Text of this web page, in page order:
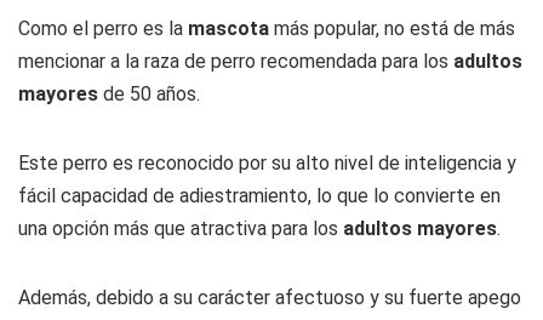
Como el perro es la mascota más popular, no está de más
mencionar a la raza de perro recomendada para los adultos
mayores de 50 años.
Este perro es reconocido por su alto nivel de inteligencia y
fácil capacidad de adiestramiento, lo que lo convierte en
una opción más que atractiva para los adultos mayores.
Además, debido a su carácter afectuoso y su fuerte apego